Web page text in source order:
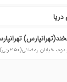
رمضانی(۱۵۰غربی)، پلاک۳۳